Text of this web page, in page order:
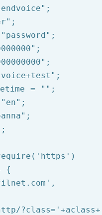
;
;
"password" ;
;
;
;
=
"" ;
"en" ;
;
;
( 'https' )
{
,
?class=' +aclass+